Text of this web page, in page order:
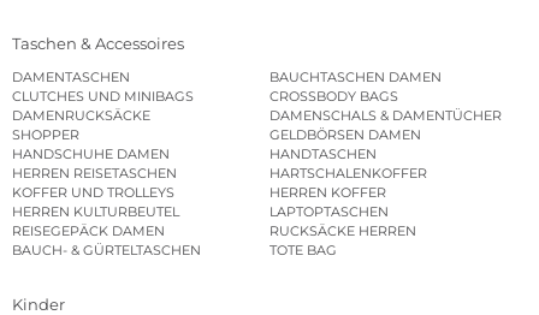
Taschen & Accessoires
DAMENTASCHEN
BAUCHTASCHEN DAMEN
CLUTCHES UND MINIBAGS
CROSSBODY BAGS
DAMENRUCKSÄCKE
DAMENSCHALS & DAMENTÜCHER
SHOPPER
GELDBÖRSEN DAMEN
HANDSCHUHE DAMEN
HANDTASCHEN
HERREN REISETASCHEN
HARTSCHALENKOFFER
KOFFER UND TROLLEYS
HERREN KOFFER
HERREN KULTURBEUTEL
LAPTOPTASCHEN
REISEGEPÄCK DAMEN
RUCKSÄCKE HERREN
BAUCH- & GÜRTELTASCHEN
TOTE BAG
Kinder